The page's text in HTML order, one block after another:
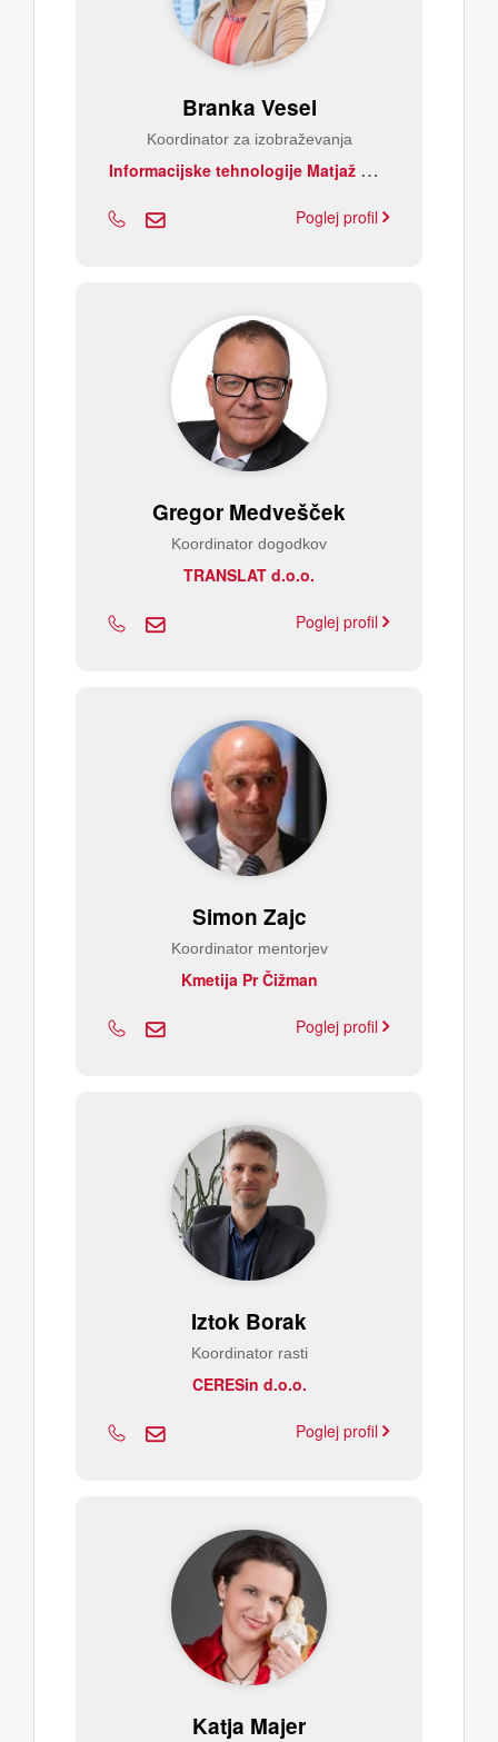
Branka Vesel
Koordinator za izobraževanja
I
nformacijske tehnologije Matjaž Resnik s.p.
Poglej profil
Gregor Medvešček
Koordinator dogodkov
TRANSLAT d.o.o.
Poglej profil
Simon Zajc
Koordinator mentorjev
Kmetija Pr Čižman
Poglej profil
Iztok Borak
Koordinator rasti
CERESin d.o.o.
Poglej profil
Katja Majer